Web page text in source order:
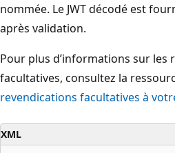
nommée. Le JWT décodé est
après validation.
Pour plus d’informations sur les
facultatives, consultez la
revendications facultatives à
XML